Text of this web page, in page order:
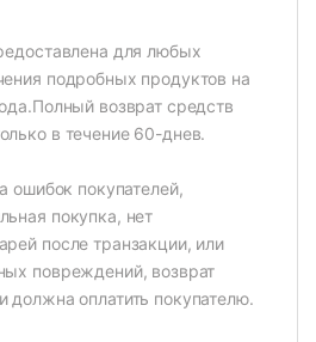
для любых
подробных продуктов на
возврат средств
в течение 60-днев.
ошибок покупателей,
покупка, нет
после транзакции, или
повреждений, возврат
должна оплатить покупателю.